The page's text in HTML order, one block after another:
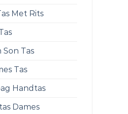
Met Rits
Son Tas
Tas
Handtas
Dames